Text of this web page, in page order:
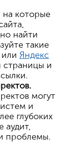
которые
найти
такие
или Яндекс
страницы и
могут
и
глубоких
аудит,
проблемы.